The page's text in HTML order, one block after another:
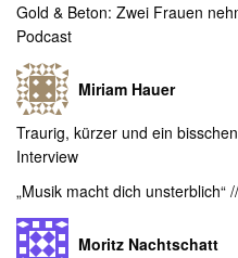
Gold & Beton: Zwei Frauen
Podcast
Miriam Hauer
Traurig, kürzer und ein
Interview
„Musik macht dich unsterblich“
Moritz Nachtschatt